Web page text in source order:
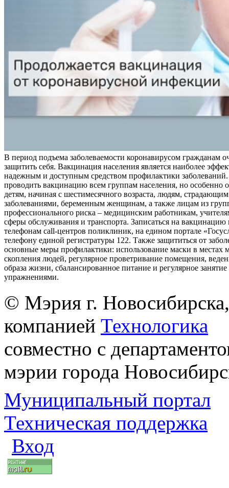
В период подъема заболеваемости коронавирусом гражданам
защитить себя. Вакцинация населения является наиболее
надежным и доступным средством профилактики заболеваний.
проводить вакцинацию всем группам населения, но особенно
детям, начиная с шестимесячного возраста, людям,
заболеваниями, беременным женщинам, а также лицам из
профессионального риска – медицинским работникам,
сферы обслуживания и транспорта. Записаться на
телефонам call-центров поликлиник, на едином портале
телефону единой регистратуры 122. Также защититься от
основные меры профилактики: использование маски в местах
скопления людей, регулярное проветривание помещения,
образа жизни, сбалансированное питание и регулярное
упражнениями.
© Мэрия г.
компанией Технологика
совместно с
мэрии города
Муниципальный портал
Техническая поддержка
Вход